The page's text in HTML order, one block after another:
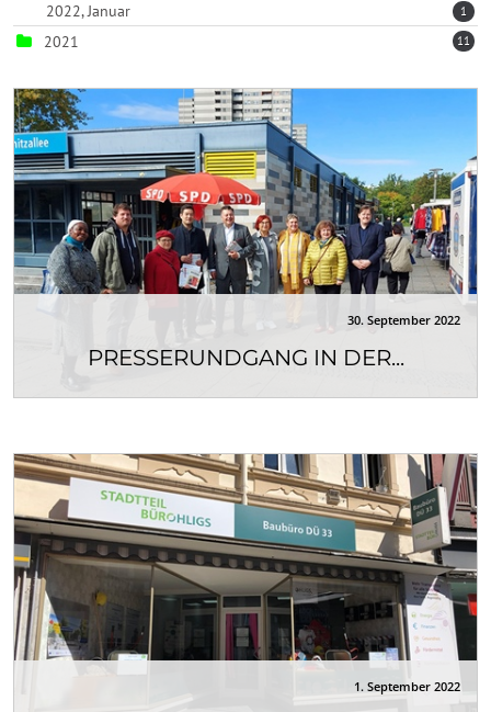
2022, Januar 1
2021 11
30. September 2022
PRESSERUNDGANG IN DER...
Am 21. September 2022 besuchten Andreas Geisel,
1. September 2022